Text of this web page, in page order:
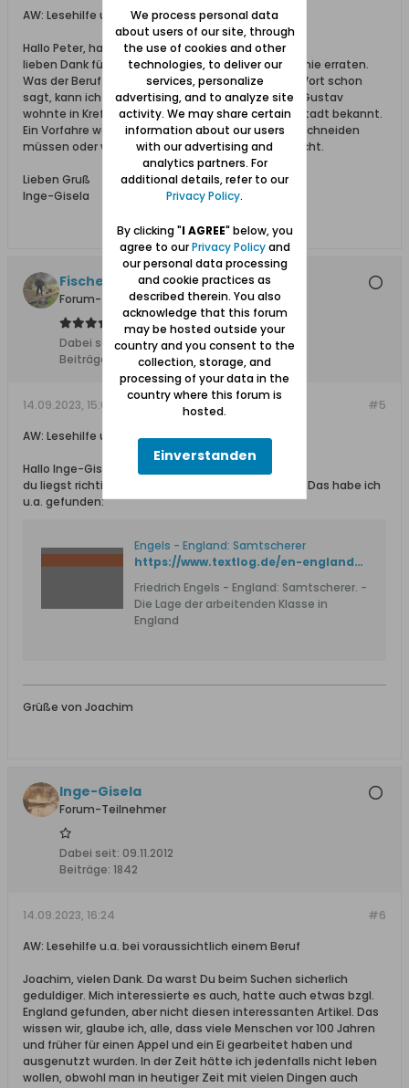
AW: Lesehilfe u.a. bei voraussichtlich einem Beruf
Hallo Peter, hallo Rainer,
lieben Dank für die Hilfe. Peter, das Wort hätte ich nie erraten.
Was der Beruf aber vielleicht beinhaltet, wie das Wort schon
sagt, kann ich vermutlich in etwa erklären. Dieser Gustav
wohnte in Krefeld-Verbert. Krefeld war als Seidenstadt bekannt.
Ein Vorfahre war Weber. Vielleicht hat er Stoffe zuschneiden
müssen oder was auch immer man mit Samt macht.
Lieben Gruß
Inge-Gisela
Fischersjung
Forum-Teilnehmer
Dabei seit:10.11.2015
Beiträge:
5683
#5
14.09.2023, 15:01
AW: Lesehilfe u.a. bei voraussichtlich einem Beruf
Hallo Inge-Gisela,
du liegst richtig. Mich hat esnun auch interessiert. Das habe ich
u.a. gefunden:
Engels - England: Samtscherer
https://www.textlog.de/en-england-samtscherer.html
Friedrich Engels - England: Samtscherer. -
Die Lage der arbeitenden Klasse in
England
Grüße von Joachim
Inge-Gisela
Forum-Teilnehmer
Dabei seit: 09.11.2012
Beiträge: 1842
#6
14.09.2023, 16:24
AW: Lesehilfe u.a. bei voraussichtlich einem Beruf
Joachim, vielen Dank. Da warst Du beim Suchen sicherlich
geduldiger. Mich interessierte es auch, hatte auch etwas bzgl.
England gefunden, aber nicht diesen interessanten Artikel. Das
wissen wir, glaube ich, alle, dass viele Menschen vor 100 Jahren
und früher für einen Appel und ein Ei gearbeitet haben und
ausgenutzt wurden. In der Zeit hätte ich jedenfalls nicht leben
wollen, obwohl man in heutiger Zeit mit vielen Dingen auch
We process personal data
about users of our site, through
the use of cookies and other
technologies, to deliver our
services, personalize
advertising, and to analyze site
activity. We may share certain
information about our users
with our advertising and
analytics partners. For
additional details, refer to our
Privacy Policy.
By clicking "I AGREE" below, you
agree to ourPrivacy Policyand
our personal data processing
and cookie practices as
described therein. You also
acknowledge that this forum
may be hosted outside your
country and you consent to the
collection, storage, and
processing of your data in the
country where this forum is
hosted.
Einverstanden